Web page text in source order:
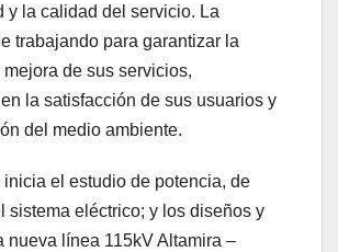
y la calidad del servicio. La
trabajando para garantizar la
de sus servicios,
la satisfacción de sus usuarios y
del medio ambiente.
el estudio de potencia, de
sistema eléctrico; y los diseños y
nueva línea 115kV Altamira –